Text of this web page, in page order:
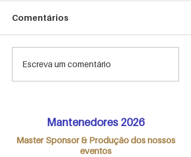
A importância do
Comentários
Escreva um comentário
Mantenedores 2026
Master Sponsor & Produção dos nossos
eventos